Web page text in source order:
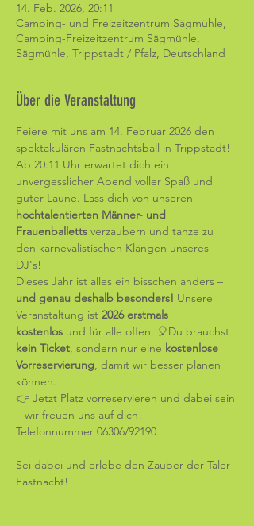
14. Feb. 2026, 20:11
Camping- und Freizeitzentrum Sägmühle,
Camping-Freizeitzentrum Sägmühle,
Sägmühle, Trippstadt / Pfalz, Deutschland
Über die Veranstaltung
Feiere mit uns am 14. Februar 2026 den
spektakulären Fastnachtsball in Trippstadt!
Ab 20:11 Uhr erwartet dich ein
unvergesslicher Abend voller Spaß und
guter Laune. Lass dich von unseren
hochtalentierten Männer- und
Frauenballetts verzaubern und tanze zu
den karnevalistischen Klängen unseres
DJ's!
Dieses Jahr ist alles ein bisschen anders –
und genau deshalb besonders! Unsere
Veranstaltung ist 2026 erstmals
kostenlos und für alle offen. 🎈Du brauchst
kein Ticket, sondern nur eine kostenlose
Vorreservierung, damit wir besser planen
können.
👉 Jetzt Platz vorreservieren und dabei sein
– wir freuen uns auf dich!
Telefonnummer 06306/92190
Sei dabei und erlebe den Zauber der Taler
Fastnacht!